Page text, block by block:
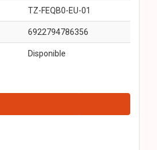
TZ-FEQB0-EU-01
6922794786356
Disponible